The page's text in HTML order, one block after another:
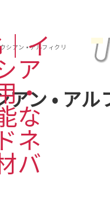
シアン • アルフィクリ
アン • アル